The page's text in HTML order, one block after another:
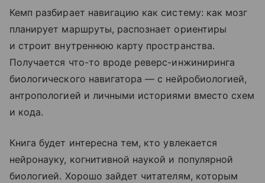
Кемп разбирает навигацию как систему: как мозг
планирует маршруты, распознает ориентиры
и строит внутреннюю карту пространства.
Получается что-то вроде реверс-инжиниринга
биологического навигатора — с нейробиологией,
антропологией и личными историями вместо схем
и кода.
Книга будет интересна тем, кто увлекается
нейронауку, когнитивной наукой и популярной
биологией. Хорошо зайдет читателям, которым